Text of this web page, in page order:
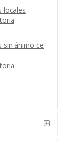
locales
sin ánimo de